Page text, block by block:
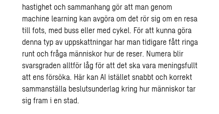
hastighet och sammanhang gör att man genom
machine learning kan avgöra om det rör sig om en resa
till fots, med buss eller med cykel. För att kunna göra
denna typ av uppskattningar har man tidigare fått ringa
runt och fråga människor hur de reser. Numera blir
svarsgraden alltför låg för att det ska vara meningsfullt
att ens försöka. Här kan AI istället snabbt och korrekt
sammanställa beslutsunderlag kring hur människor tar
sig fram i en stad.